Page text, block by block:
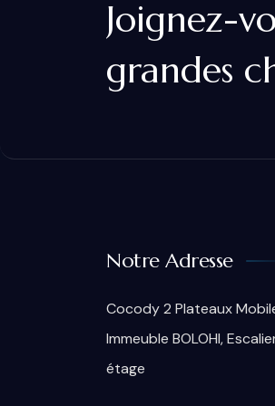
Joignez-
grandes
Notre Adresse
Cocody 2 Plateaux
Immeuble BOLOHI,
étage